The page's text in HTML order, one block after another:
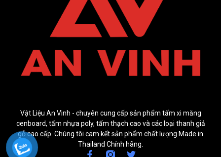
Vật Liệu An Vinh - chuyên cung cấp sản phẩm tấm xi măng
cenboard, tấm nhựa poly, tấm thạch cao và các loại thanh giả
gỗ cao cấp. Chúng tôi cam kết sản phẩm chất lượng Made in
Thailand Chính hãng.